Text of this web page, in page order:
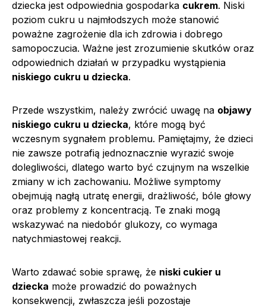
dziecka jest odpowiednia gospodarka cukrem. Niski
poziom cukru u najmłodszych może stanowić
poważne zagrożenie dla ich zdrowia i dobrego
samopoczucia. Ważne jest zrozumienie skutków oraz
odpowiednich działań w przypadku wystąpienia
niskiego cukru u dziecka.
Przede wszystkim, należy zwrócić uwagę na objawy
niskiego cukru u dziecka, które mogą być
wczesnym sygnałem problemu. Pamiętajmy, że dzieci
nie zawsze potrafią jednoznacznie wyrazić swoje
dolegliwości, dlatego warto być czujnym na wszelkie
zmiany w ich zachowaniu. Możliwe symptomy
obejmują nagłą utratę energii, drażliwość, bóle głowy
oraz problemy z koncentracją. Te znaki mogą
wskazywać na niedobór glukozy, co wymaga
natychmiastowej reakcji.
Warto zdawać sobie sprawę, że niski cukier u
dziecka może prowadzić do poważnych
konsekwencji, zwłaszcza jeśli pozostaje